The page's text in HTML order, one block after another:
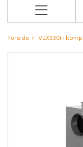
Forside VEX330H